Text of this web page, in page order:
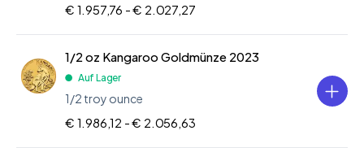
€ 1.957,76 -€ 2.027,27
1/2 oz Kangaroo Goldmünze 2023
Auf Lager
1/2 troy ounce
€ 1.986,12 -€ 2.056,63